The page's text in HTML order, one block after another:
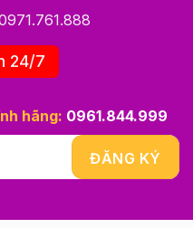
24/7
hãng: 0961.844.999